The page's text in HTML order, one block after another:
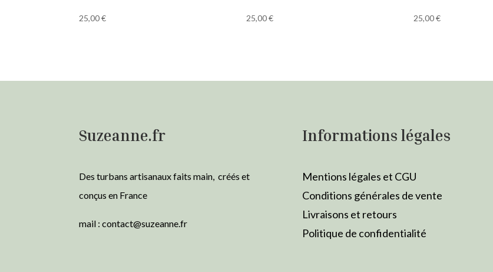
25,00€ 25,00€ 25,00€
Suzeanne.fr
Des turbans artisanaux faits main, créés et
conçus en France
mail :contact@suzeanne.fr
Informations légales
Mentions légales et CGU
Conditions générales de vente
Livraisons et retours
Politique de confidentialité